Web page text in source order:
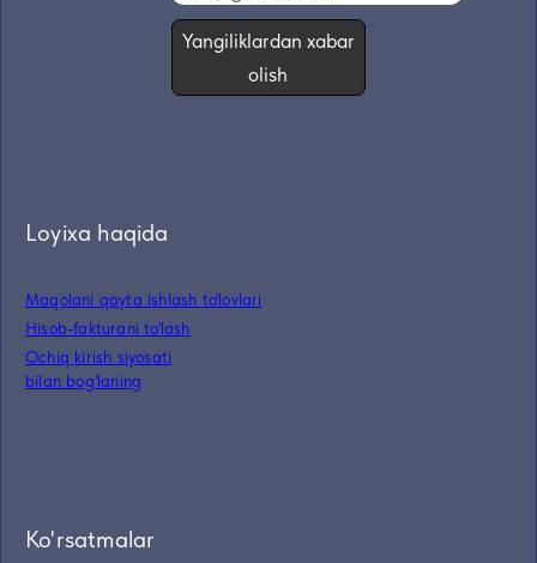
Yangiliklardan xabar
olish
Loyixa haqida
Maqolani qayta ishlash to'lovlari
Hisob-fakturani to'lash
Ochiq kirish siyosati
bilan bog'laning
Ko'rsatmalar